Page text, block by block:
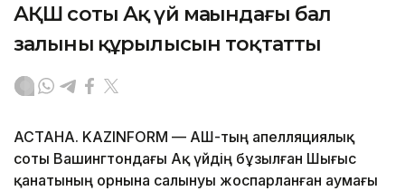
АҚШ соты Ақ үй маңындағы бал
залының құрылысын тоқтатты
АСТАНА. KAZINFORM — АҚШ-тың апелляциялық
соты Вашингтондағы Ақ үйдің бұзылған Шығыс
қанатының орнына салынуы жоспарланған аумағы